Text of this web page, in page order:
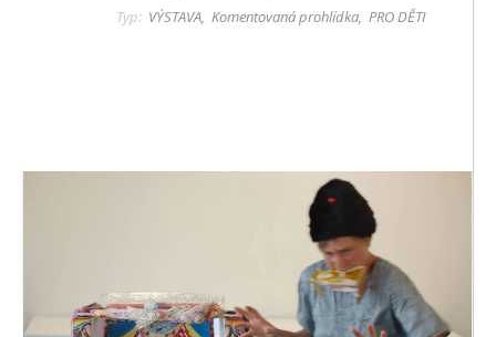
Typ: VÝSTAVA, Komentovaná prohlídka, PRO DĚTI